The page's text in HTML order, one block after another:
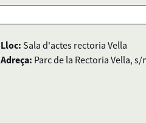
Lloc: Sala d'actes rectoria Vella
Adreça: Parc de la Rectoria Vella, s/